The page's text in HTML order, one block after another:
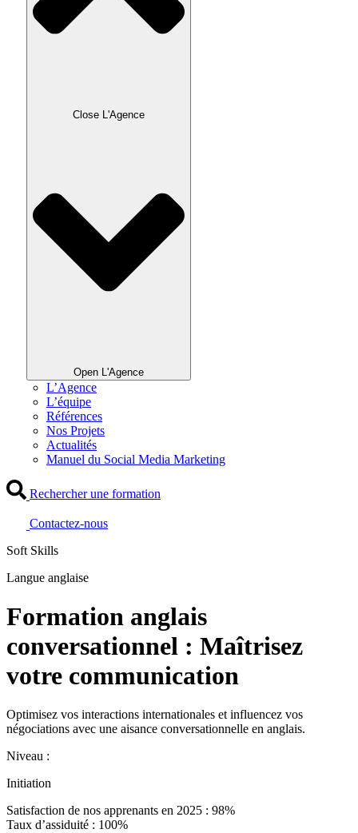
Close L'Agence
Open L'Agence
L’Agence
L’équipe
Références
Nos Projets
Actualités
Manuel du Social Media Marketing
Rechercher une formation
Contactez-nous
Soft Skills
Langue anglaise
Formation anglais
conversationnel : Maîtrisez
votre communication
Optimisez vos interactions internationales et influencez vos
négociations avec une aisance conversationnelle en anglais.
Niveau :
Initiation
Satisfaction de nos apprenants en 2025 : 98%
Taux d’assiduité : 100%